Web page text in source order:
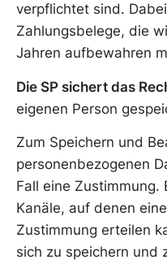
verpflichtet sind.
Zahlungsbelege, die
Jahren aufbewahren
Die SP sichert das
eigenen Person
Zum Speichern und
personenbezogenen
Fall eine Zustimmung.
Kanäle, auf denen
Zustimmung erteilen
sich zu speichern und